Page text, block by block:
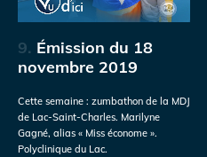
9. Émission du 18
novembre 2019
Cette semaine : zumbathon de la MDJ
de Lac-Saint-Charles. Marilyne
Gagné, alias « Miss économe ».
Polyclinique du Lac.